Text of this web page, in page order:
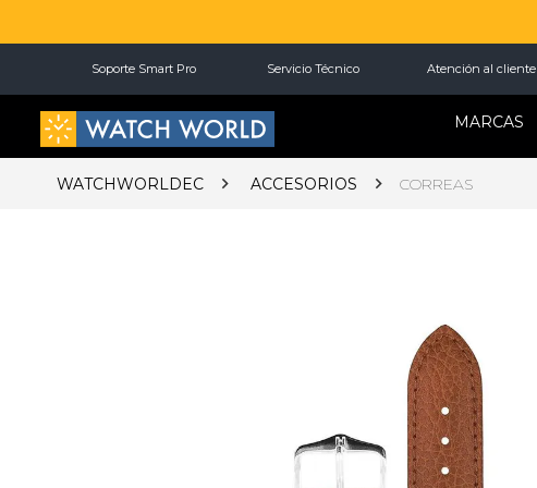
Soporte Smart Pro Servicio Técnico Atención al cliente
MARCAS
WATCHWORLDEC ACCESORIOS CORREAS